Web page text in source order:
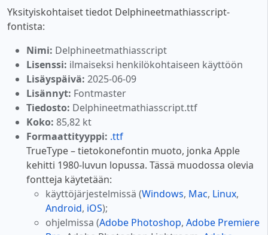
Yksityiskohtaiset tiedot Delphineetmathiasscript-
fontista:
Nimi: Delphineetmathiasscript
Lisenssi: ilmaiseksi henkilökohtaiseen käyttöön
Lisäyspäivä: 2025-06-09
Lisännyt: Fontmaster
Tiedosto: Delphineetmathiasscript.ttf
Koko: 85,82 kt
Formaattityyppi: .ttf
TrueType – tietokonefontin muoto, jonka Apple
kehitti 1980-luvun lopussa. Tässä muodossa olevia
fontteja käytetään:
käyttöjärjestelmissä (Windows, Mac, Linux,
Android, iOS);
ohjelmissa (Adobe Photoshop, Adobe Premiere